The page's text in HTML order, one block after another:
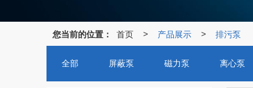
您当前的位置： 首页 > 产品展示 > 排污泵
全部 屏蔽泵 磁力泵 离心泵